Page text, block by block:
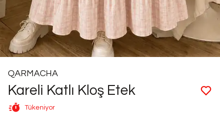
QARMACHA
Kareli Katlı Kloş Etek
Tükeniyor